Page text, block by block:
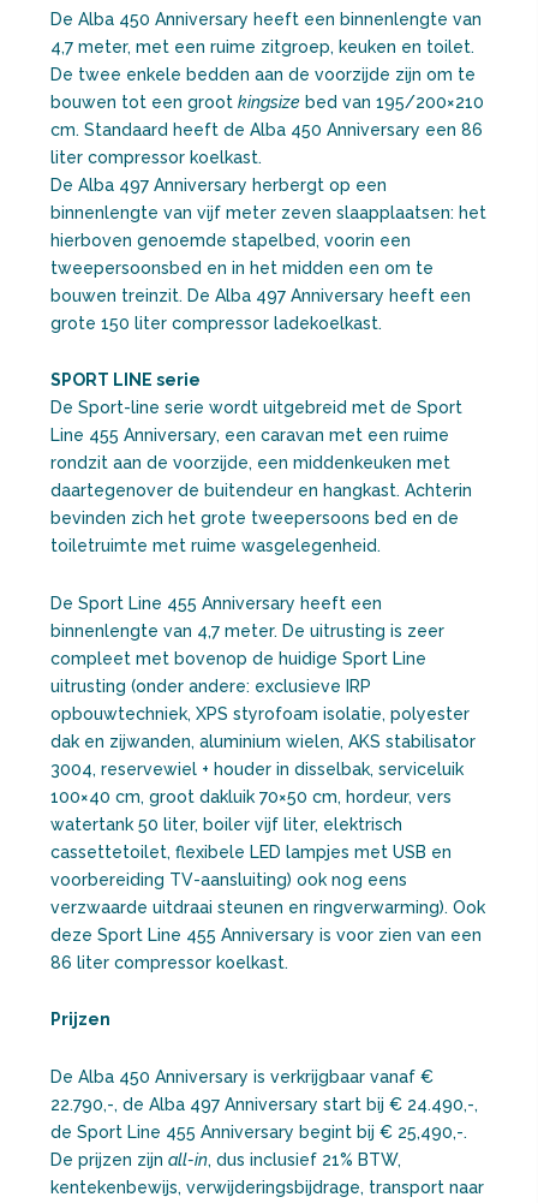
De Alba 450 Anniversary heeft een binnenlengte van
4,7 meter, met een ruime zitgroep, keuken en toilet.
De twee enkele bedden aan de voorzijde zijn om te
bouwen tot een grootkingsize bed van 195/200×210
cm. Standaard heeft de Alba 450 Anniversary een 86
liter compressor koelkast.
De Alba 497 Anniversary herbergt op een
binnenlengte van vijf meter zeven slaapplaatsen: het
hierboven genoemde stapelbed, voorin een
tweepersoonsbed en in het midden een om te
bouwen treinzit. De Alba 497 Anniversary heeft een
grote 150 liter compressor ladekoelkast.
SPORT LINE serie
De Sport-line serie wordt uitgebreid met de Sport
Line 455 Anniversary, een caravan met een ruime
rondzit aan de voorzijde, een middenkeuken met
daartegenover de buitendeur en hangkast. Achterin
bevinden zich het grote tweepersoons bed en de
toiletruimte met ruime wasgelegenheid.
De Sport Line 455 Anniversary heeft een
binnenlengte van 4,7 meter. De uitrusting is zeer
compleet met bovenop de huidige Sport Line
uitrusting (onder andere: exclusieve IRP
opbouwtechniek, XPS styrofoam isolatie, polyester
dak en zijwanden, aluminium wielen, AKS stabilisator
3004, reservewiel + houder in disselbak, serviceluik
100×40 cm, groot dakluik 70×50 cm, hordeur, vers
watertank 50 liter, boiler vijf liter, elektrisch
cassettetoilet, flexibele LED lampjes met USB en
voorbereiding TV-aansluiting) ook nog eens
verzwaarde uitdraai steunen en ringverwarming). Ook
deze Sport Line 455 Anniversary is voor zien van een
86 liter compressor koelkast.
Prijzen
De Alba 450 Anniversary is verkrijgbaar vanaf €
22.790,-, de Alba 497 Anniversary start bij € 24.490,-,
de Sport Line 455 Anniversary begint bij € 25,490,-.
De prijzen zijnall-in, dus inclusief 21% BTW,
kentekenbewijs, verwijderingsbijdrage, transport naar